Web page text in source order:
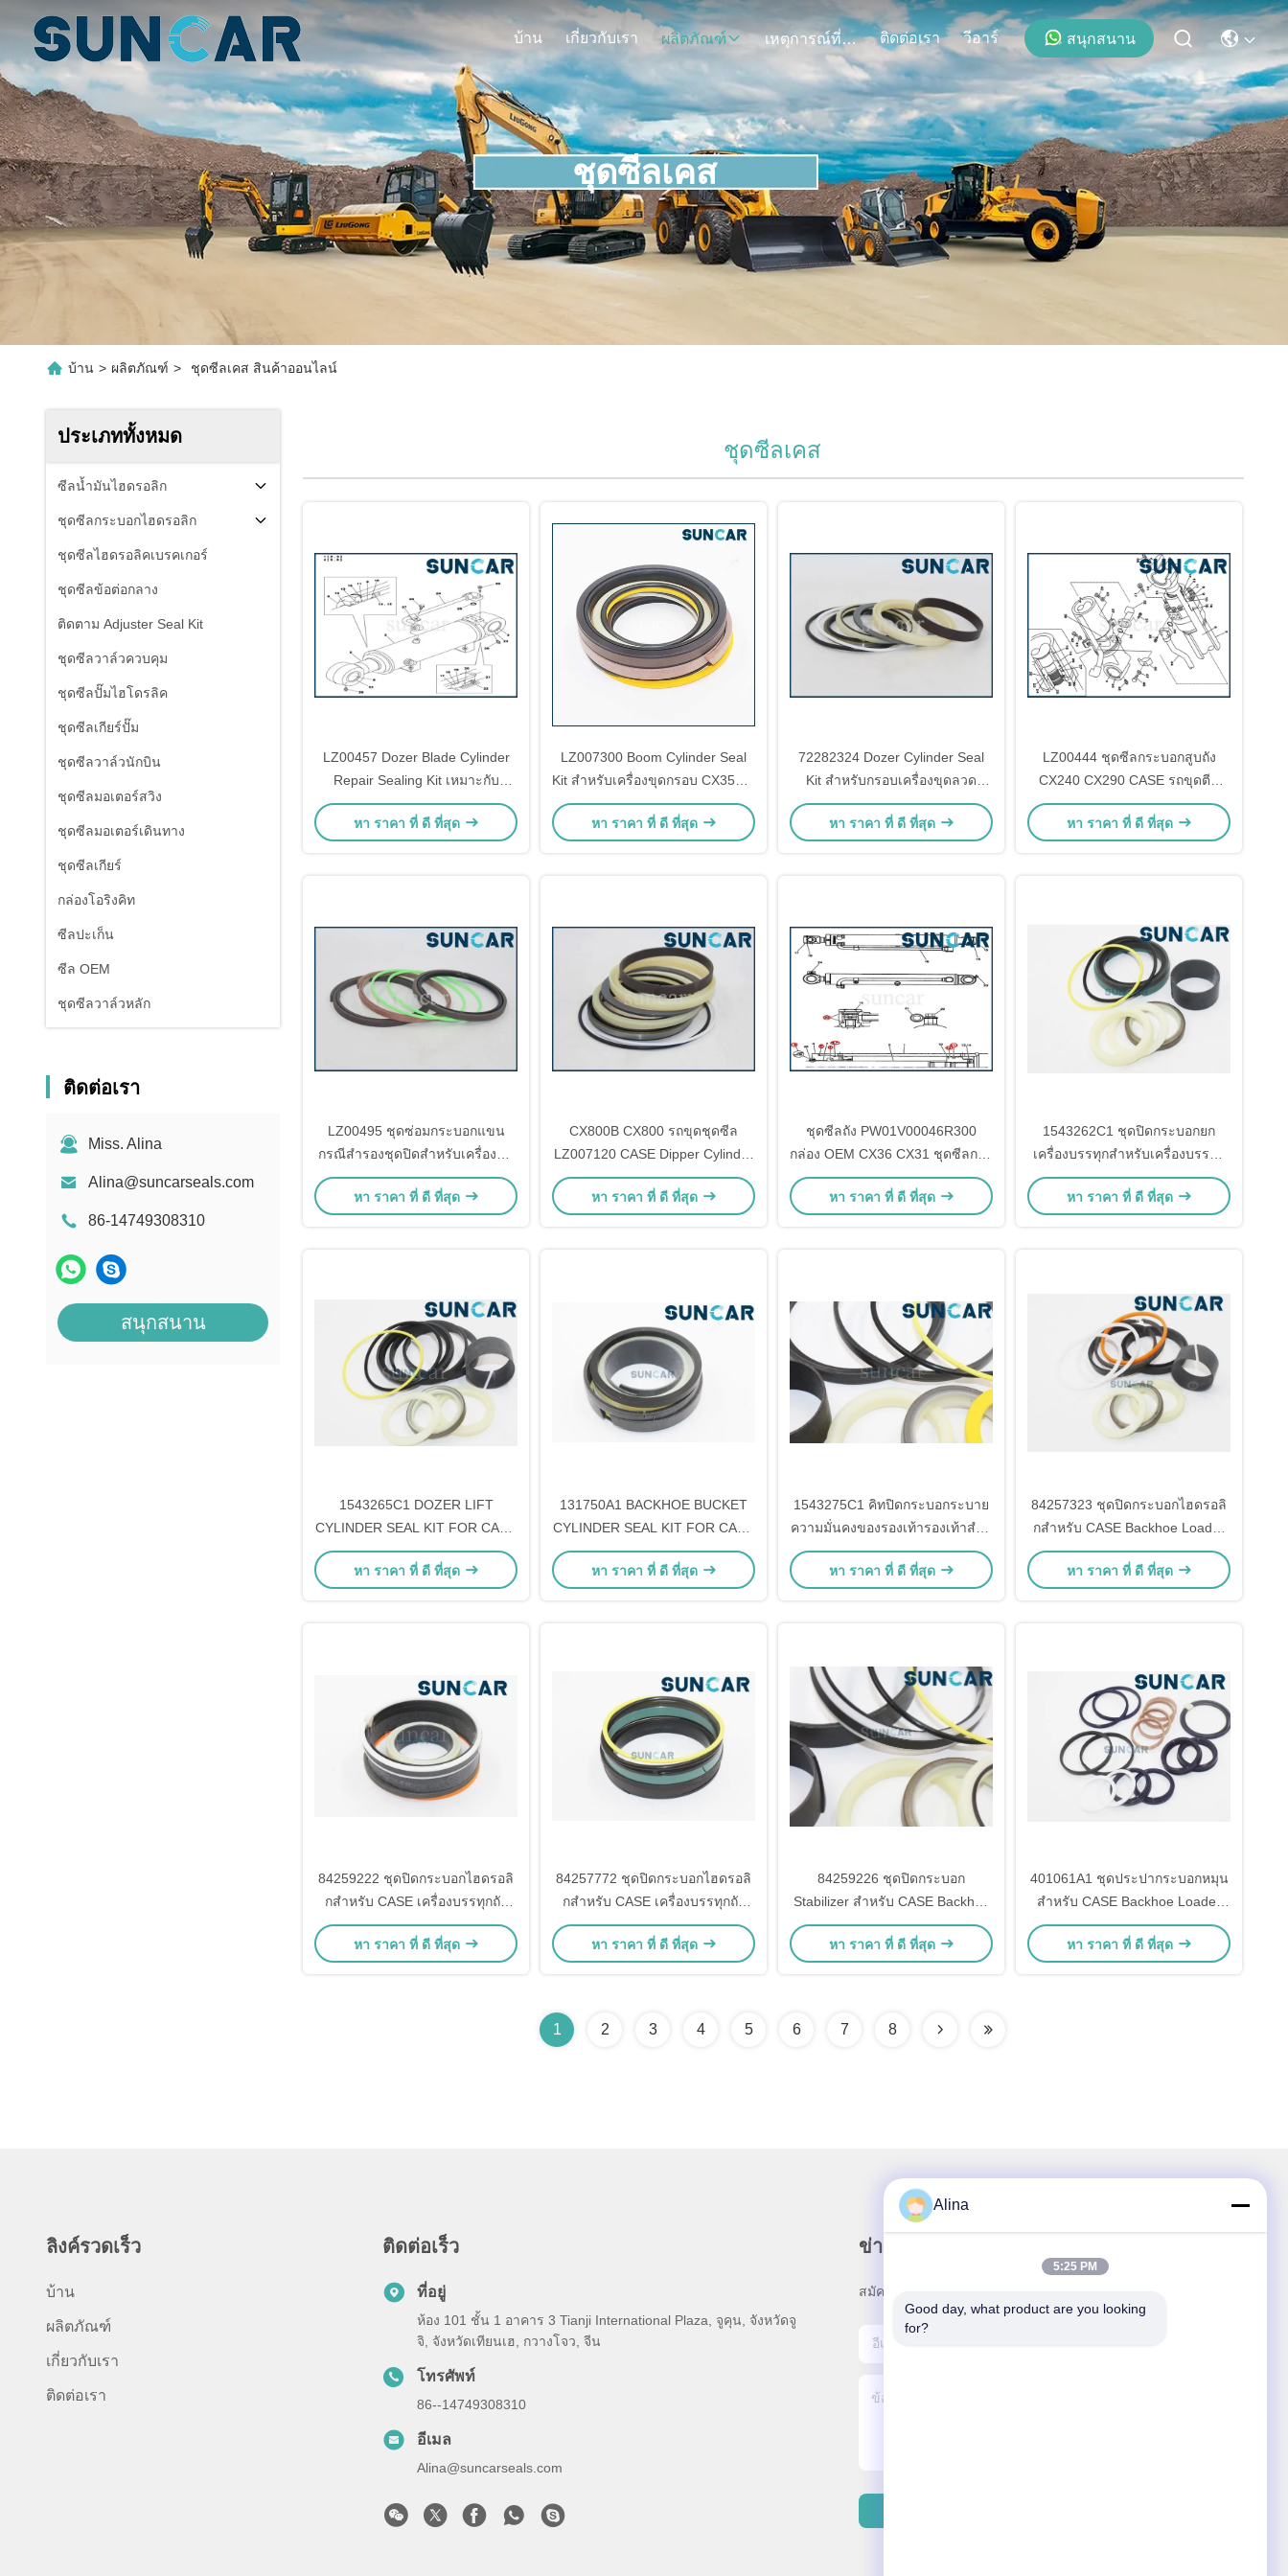
บ้าน เกี่ยวกับเรา ผลิตภัณฑ์ เหตุการณ์ที่เกิดขึ้น ติดต่อเรา วีอาร์ สนุกสนาน
ชุดซีลเคส
บ้าน > ผลิตภัณฑ์ > ชุดซีลเคส สินค้าออนไลน์
ประเภททั้งหมด
ซีลน้ำมันไฮดรอลิก
ชุดซีลกระบอกไฮดรอลิก
ชุดซีลไฮดรอลิคเบรคเกอร์
ชุดซีลข้อต่อกลาง
ติดตาม Adjuster Seal Kit
ชุดซีลวาล์วควบคุม
ชุดซีลปั๊มไฮโดรลิค
ชุดซีลเกียร์ปั๊ม
ชุดซีลวาล์วนักบิน
ชุดซีลมอเตอร์สวิง
ชุดซีลมอเตอร์เดินทาง
ชุดซีลเกียร์
กล่องโอริงคิท
ซีลปะเก็น
ซีล OEM
ชุดซีลวาล์วหลัก
ติดต่อเรา
Miss. Alina
Alina@suncarseals.com
86-14749308310
สนุกสนาน
ชุดซีลเคส
LZ00457 Dozer Blade Cylinder
Repair Sealing Kit เหมาะกับ
CASE CX135SR Mechanical Seal
Parts
หา ราคา ที่ ดี ที่สุด
LZ007300 Boom Cylinder Seal
Kit สําหรับเครื่องขุดกรอบ CX350B,
CX350C, CX330
หา ราคา ที่ ดี ที่สุด
72282324 Dozer Cylinder Seal
Kit สําหรับกรอบเครื่องขุดลวด
ขนาดเล็ก CX27B
หา ราคา ที่ ดี ที่สุด
LZ00444 ชุดซีลกระบอกสูบถัง
CX240 CX290 CASE รถขุดตีน
ตะขาบชุดซ่อมภายใน
หา ราคา ที่ ดี ที่สุด
LZ00495 ชุดซ่อมกระบอกแขน
กรณีสํารองชุดปิดสําหรับเครื่องขุด
Crawler CX460
หา ราคา ที่ ดี ที่สุด
CX800B CX800 รถขุดชุดซีล
LZ007120 CASE Dipper Cylinder
Seal Repair Kit
หา ราคา ที่ ดี ที่สุด
ชุดซีลถัง PW01V00046R300
กล่อง OEM CX36 CX31 ชุดซีลกระ
บอกไฮดรอลิก
หา ราคา ที่ ดี ที่สุด
1543262C1 ชุดปิดกระบอกยก
เครื่องบรรทุกสําหรับเครื่องบรรทุก
กระเป๋า
หา ราคา ที่ ดี ที่สุด
1543265C1 DOZER LIFT
CYLINDER SEAL KIT FOR CASE
CRAWLER TRACTOR 855E,
1150E, 750H, 1150G, 750K,
หา ราคา ที่ ดี ที่สุด
131750A1 BACKHOE BUCKET
CYLINDER SEAL KIT FOR CASE
LOADER BACKHOE 580L 580M
สูตรที่ใช้ในงานนี้
หา ราคา ที่ ดี ที่สุด
1543275C1 คิทปิดกระบอกระบาย
ความมั่นคงของรองเท้ารองเท้าสําห
รับเครื่องบรรทุกกระเป๋ารองเท้า
1150K, 580SM, 580SL, 580SK,
หา ราคา ที่ ดี ที่สุด
84257323 ชุดปิดกระบอกไฮดรอลิ
กสําหรับ CASE Backhoe Loader
580N, 580SN, 580SN WT, 580N
EP, 590SN
หา ราคา ที่ ดี ที่สุด
84259222 ชุดปิดกระบอกไฮดรอลิ
กสําหรับ CASE เครื่องบรรทุกถัง
580N 580SN 590SN 580SNWT
580NEP
หา ราคา ที่ ดี ที่สุด
84257772 ชุดปิดกระบอกไฮดรอลิ
กสําหรับ CASE เครื่องบรรทุกถัง
580N 580SN 580SNWT 580NEP
590SN
หา ราคา ที่ ดี ที่สุด
84259226 ชุดปิดกระบอก
Stabilizer สําหรับ CASE Backhoe
Loader
หา ราคา ที่ ดี ที่สุด
401061A1 ชุดประปากระบอกหมุน
สําหรับ CASE Backhoe Loader
580M 580SM 580SM 590SM
หา ราคา ที่ ดี ที่สุด
1 2 3 4 5 6 7 8
ลิงค์รวดเร็ว
บ้าน
ผลิตภัณฑ์
เกี่ยวกับเรา
ติดต่อเรา
ติดต่อเร็ว
ที่อยู่
ห้อง 101 ชั้น 1 อาคาร 3 Tianji International Plaza, จูคุน, จังหวัดจู
จิ, จังหวัดเทียนเฮ, กวางโจว, จีน
โทรศัพท์
86--14749308310
อีเมล
Alina@suncarseals.com
ข่าวสารของเรา
สมัครสมาชิกข่าวสารของเรา เพื่อรับส่วนลดและอื่นๆ
Alina
5:25 PM
Good day, what product are you looking
for?